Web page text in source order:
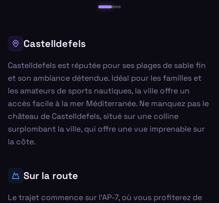
Castelldefels
Castelldefels est réputée pour ses plages de sable fin
et son ambiance détendue. Idéal pour les familles et
les amateurs de sports nautiques, la ville offre un
accès facile à la mer Méditerranée. Ne manquez pas le
château de Castelldefels, situé sur une colline
surplombant la ville, qui offre une vue imprenable sur
la côte.
Sur la route
Le trajet commence sur l'AP-7, où vous profiterez de